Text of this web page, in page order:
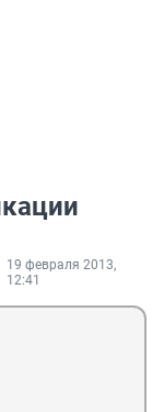
19 февраля 2013,
12:41